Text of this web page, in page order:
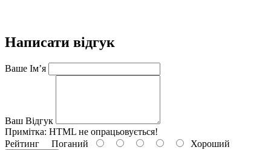
Написати відгук
Ваше Ім’я
Ваш Відгук
Примітка: HTML не опрацьовується!
Рейтинг Поганий Хороший